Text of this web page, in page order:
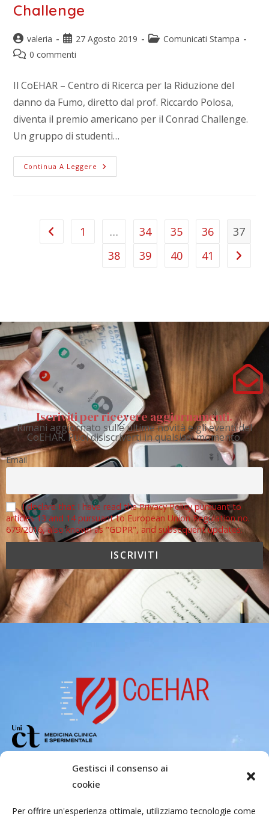
Gestisci il consenso ai
cookie
Per offrire un'esperienza ottimale, utilizziamo tecnologie come
Challenge
valeria 27 Agosto 2019
Comunicati Stampa
0 commenti
Il CoEHAR – Centro di Ricerca per la Riduzione del
danno da Fumo, diretto dal prof. Riccardo Polosa,
diventa il premio americano per il Conrad Challenge.
Un gruppo di studenti…
Continua A Leggere
1 … 34 35 36
37
38
39 40 41
Iscriviti per ricevere aggiornamenti.
Rimani aggiornato sulle ultime novità e gli eventi del
CoEHAR. Puoi disiscriverti in qualsiasi momento.
Email
I declare that I have read the Privacy Policy pursuant to
articles 13 and 14 pursuant to European Union Regulation no.
679/2016, also known as "GDPR", and subsequent updates.
for the acceleration of Harm Reduction.
Tutti i diritti riservati.